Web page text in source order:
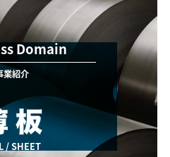
Domain
業紹介
/ SHEET